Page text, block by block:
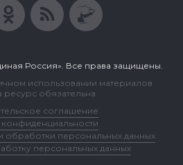
Россия». Все права защищены.
использовании материалов
ресурс обязательна.
соглашение
конфиденциальности
обработки персональных данных
персональных данных